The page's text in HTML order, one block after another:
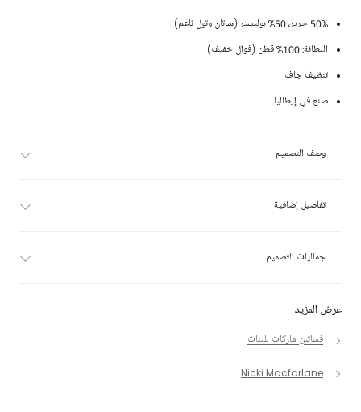
عرض المزيد
فساتين ماركات للبنات
Nicki Macfarlane
50% حرير، 50% بوليستر (ساتان وتول ناعم)
البطانة: 100% قطن (فوال خفيف)
تنظيف جاف
صنع في إيطاليا
وصف التصميم
تفاصيل إضافية
جماليات التصميم